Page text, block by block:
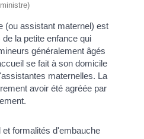
(ou assistant maternel) est
la petite enfance qui
généralement âgés
se fait à son domicile
maternelles. La
avoir été agréée par
et formalités d'embauche